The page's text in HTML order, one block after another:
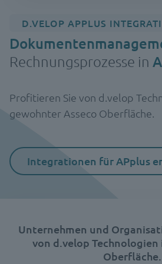
D.VELOP APPLUS
Rechnungsprozesse in
Profitieren Sie von d.velop
gewohnter Asseco Oberfläche.
Integrationen für APplus
Unternehmen und
von d.velop Technologien
Oberfläche.